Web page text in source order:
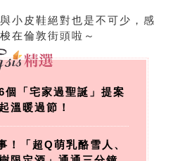
小皮鞋絕對也是不可少，感
在倫敦街頭啦～
個「宅家過聖誕」提案
溫暖過節！
！「超Q萌乳酪雪人、